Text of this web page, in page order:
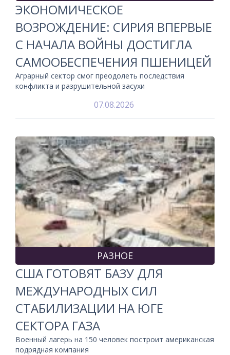
ЭКОНОМИЧЕСКОЕ
ВОЗРОЖДЕНИЕ: СИРИЯ ВПЕРВЫЕ
С НАЧАЛА ВОЙНЫ ДОСТИГЛА
САМООБЕСПЕЧЕНИЯ ПШЕНИЦЕЙ
Аграрный сектор смог преодолеть последствия
конфликта и разрушительной засухи
07.08.2026
РАЗНОЕ
США ГОТОВЯТ БАЗУ ДЛЯ
МЕЖДУНАРОДНЫХ СИЛ
СТАБИЛИЗАЦИИ НА ЮГЕ
СЕКТОРА ГАЗА
Военный лагерь на 150 человек построит американская
подрядная компания